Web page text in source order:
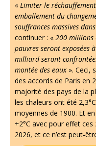
« Limiter le
emballement du
souffrances massives
continuer : « 200 millions
pauvres seront exposées
milliard seront
montée des eaux ». Ceci,
des accords de Paris en
majorité des pays de la
les chaleurs ont été
moyennes de 1900. Et
+2°C avec pour effet
2026, et ce n’est peut-